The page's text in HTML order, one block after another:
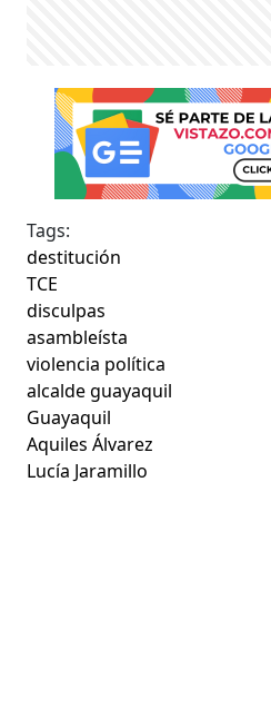
Tags:
destitución
TCE
disculpas
asambleísta
violencia política
alcalde guayaquil
Guayaquil
Aquiles Álvarez
Lucía Jaramillo